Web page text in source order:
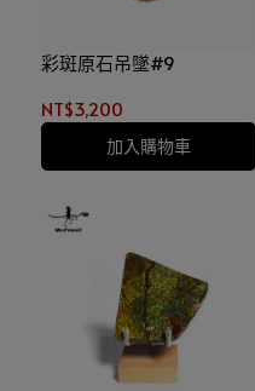
彩斑原石吊墜#9
NT$3,200
加入購物車